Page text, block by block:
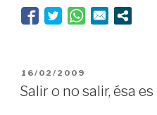
amor”
PUBLICADO
EL
16/02/2009
Salir o no salir, ésa